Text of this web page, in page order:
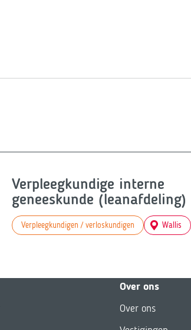
Verpleegkundige interne
geneeskunde (leanafdeling)
Verpleegkundigen / verloskundigen Wallis
Over ons
Over ons